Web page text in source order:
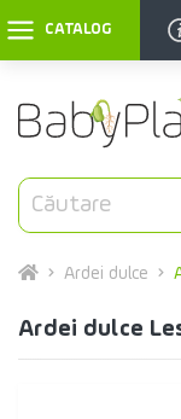
CATALOG
Ardei dulce
Ardei dulce